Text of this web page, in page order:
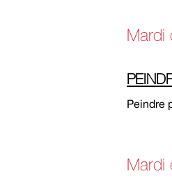
Mardi
Peindre
Mardi